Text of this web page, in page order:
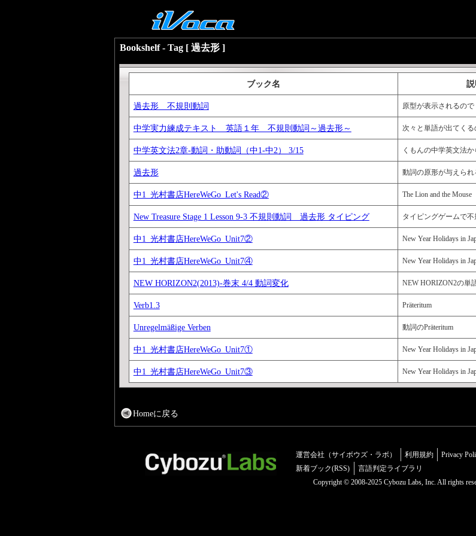
Bookshelf - Tag [ 過去形 ]
ブック名 説
過去形 不規則動詞 原型が表示されるの
中学実力練成テキスト 英語１年 不規則動詞～過去形～ 次々と単語が出てく
中学英文法2章-動詞・助動詞（中1-中2） 3/15 くもんの中学英文法か
過去形 動詞の原形が与えられ
中1_光村書店HereWeGo_Let's Read② The Lion and the Mouse
New Treasure Stage 1 Lesson 9-3 不規則動詞 過去形 タイピング タイピングゲームで不
中1_光村書店HereWeGo_Unit7② New Year Holidays in
中1_光村書店HereWeGo_Unit7④ New Year Holidays in
NEW HORIZON2(2013)-巻末 4/4 動詞変化 NEW HORIZON2の単
Verb1.3 Präteritum
Unregelmäßige Verben 動詞のPräteritum
中1_光村書店HereWeGo_Unit7① New Year Holidays in
中1_光村書店HereWeGo_Unit7③ New Year Holidays in
Homeに戻る
運営会社（サイボウズ・ラボ） 利用規約 Privacy
新着ブック(RSS)
言語判定ライブラリ
Copyright © 2008-2025 Cybozu Labs, Inc. All rights